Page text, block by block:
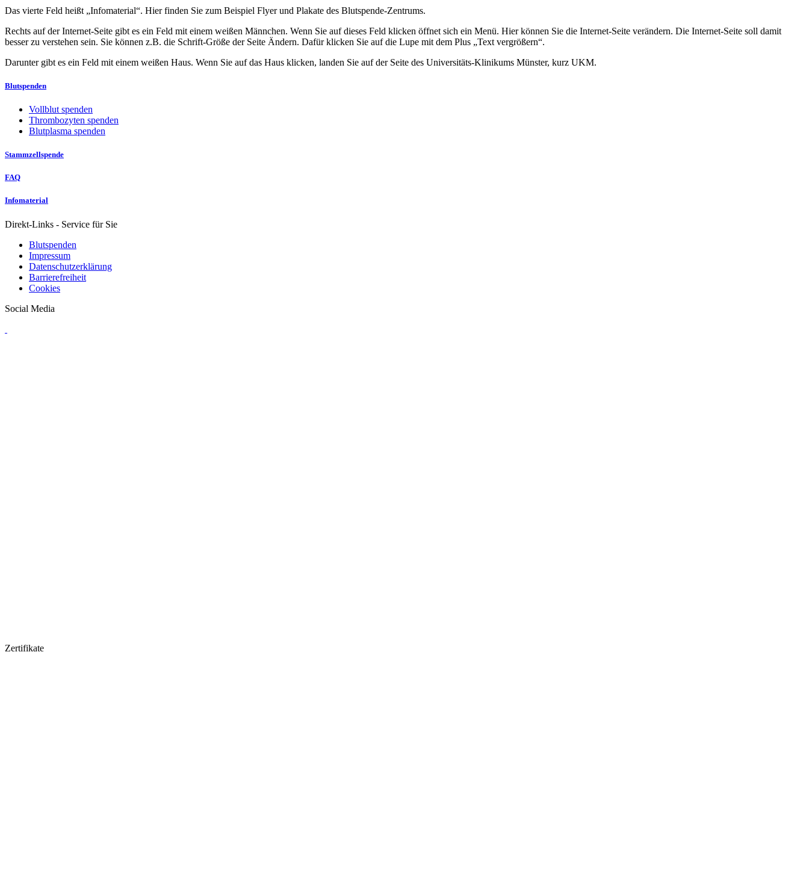
Das vierte Feld heißt „Infomaterial“. Hier finden Sie zum Beispiel Flyer und Plakate des Blutspende-Zentrums.
Rechts auf der Internet-Seite gibt es ein Feld mit einem weißen Männchen. Wenn Sie auf dieses Feld klicken öffnet sich ein Menü. Hier können Sie die Internet-Seite verändern. Die Internet-Seite soll damit
besser zu verstehen sein. Sie können z.B. die Schrift-Größe der Seite Ändern. Dafür klicken Sie auf die Lupe mit dem Plus „Text vergrößern“.
Darunter gibt es ein Feld mit einem weißen Haus. Wenn Sie auf das Haus klicken, landen Sie auf der Seite des Universitäts-Klinikums Münster, kurz UKM.
Blutspenden
Vollblut spenden
Thrombozyten spenden
Blutplasma spenden
Stammzellspende
FAQ
Infomaterial
Direkt-Links - Service für Sie
Blutspenden
Impressum
Datenschutzerklärung
Barrierefreiheit
Cookies
Social Media
Zertifikate